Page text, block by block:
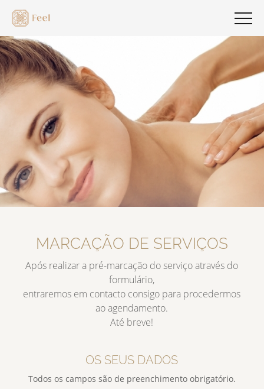
MARCAÇÃO DE SERVIÇOS
Após realizar a pré-marcação do serviço através do
formulário,
entraremos em contacto consigo para procedermos
ao agendamento.
Até breve!
OS SEUS DADOS
Todos os campos são de preenchimento obrigatório.